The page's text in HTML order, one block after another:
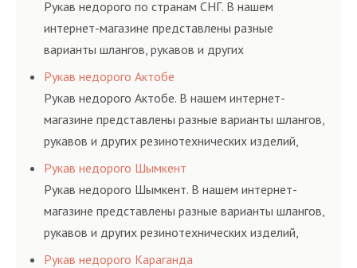
Рукав недорого по странам СНГ. В нашем
интернет-магазине представлены разные
варианты шлангов, рукавов и других
резинотехнических изделий, соответствующих
ГОСТам, техническим условиям и нормативам.
Рукав недорого Актобе
Рукав недорого Актобе. В нашем интернет-
магазине представлены разные варианты шлангов,
рукавов и других резинотехнических изделий,
соответствующих ГОСТам, техническим условиям
и нормативам.
Рукав недорого Шымкент
Рукав недорого Шымкент. В нашем интернет-
магазине представлены разные варианты шлангов,
рукавов и других резинотехнических изделий,
соответствующих ГОСТам, техническим условиям
Рукав недорого Караганда